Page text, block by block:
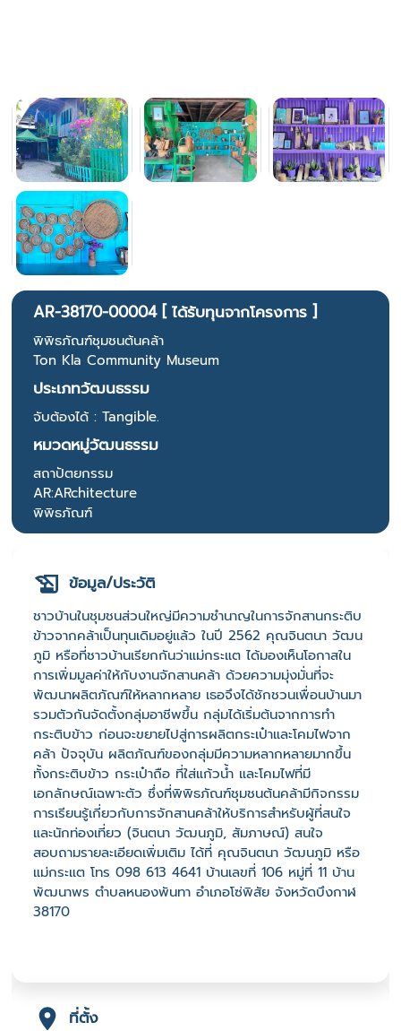
AR-38170-00004 [ ได้รับทุนจากโครงการ ]
พิพิธภัณฑ์ชุมชนต้นคล้า
Ton Kla Community Museum
ประเภทวัฒนธรรม
จับต้องได้ : Tangible.
หมวดหมู่วัฒนธรรม
สถาปัตยกรรม
AR:ARchitecture
พิพิธภัณฑ์
ข้อมูล/ประวัติ
ชาวบ้านในชุมชนส่วนใหญ่มีความชำนาญในการจักสานกระติบ
ข้าวจากคล้าเป็นทุนเดิมอยู่แล้ว ในปี 2562 คุณจินตนา วัฒน
ภูมิ หรือที่ชาวบ้านเรียกกันว่าแม่กระแต ได้มองเห็นโอกาสใน
การเพิ่มมูลค่าให้กับงานจักสานคล้า ด้วยความมุ่งมั่นที่จะ
พัฒนาผลิตภัณฑ์ให้หลากหลาย เธอจึงได้ชักชวนเพื่อนบ้านมา
รวมตัวกันจัดตั้งกลุ่มอาชีพขึ้น กลุ่มได้เริ่มต้นจากการทำ
กระติบข้าว ก่อนจะขยายไปสู่การผลิตกระเป๋าและโคมไฟจาก
คล้า ปัจจุบัน ผลิตภัณฑ์ของกลุ่มมีความหลากหลายมากขึ้น
ทั้งกระติบข้าว กระเป๋าถือ ที่ใส่แก้วน้ำ และโคมไฟที่มี
เอกลักษณ์เฉพาะตัว ซึ่งที่พิพิธภัณฑ์ชุมชนต้นคล้ามีกิจกรรม
การเรียนรู้เกี่ยวกับการจักสานคล้าให้บริการสำหรับผู้ที่สนใจ
และนักท่องเที่ยว (จินตนา วัฒนภูมิ, สัมภาษณ์) สนใจ
สอบถามรายละเอียดเพิ่มเติม ได้ที่ คุณจินตนา วัฒนภูมิ หรือ
แม่กระแต โทร 098 613 4641 บ้านเลขที่ 106 หมู่ที่ 11 บ้าน
พัฒนาพร ตำบลหนองพันทา อำเภอโซ่พิสัย จังหวัดบึงกาฬ
38170
ที่ตั้ง